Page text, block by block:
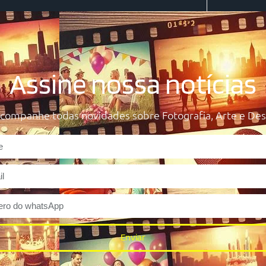
Assine nossa notícias
todas novidades sobre Fotografia, Arte e
Enviar